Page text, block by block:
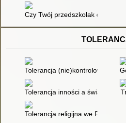
Czy Twój przedszkolak dojrzał
Tolerancja (nie)kontrolowana : z
Tolerancja inności a
Tolerancja religijna we Francji